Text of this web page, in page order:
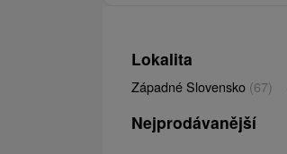
Lokalita
Západné Slovensko (67)
Nejprodávanější